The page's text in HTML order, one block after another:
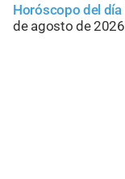
Horóscopo del día
de agosto de 2026